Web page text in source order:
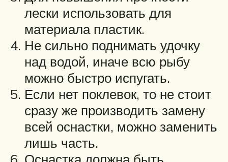
лески использовать для
материала пластик.
Не сильно поднимать удочку
над водой, иначе всю рыбу
можно быстро испугать.
Если нет поклевок, то не стоит
сразу же производить замену
всей оснастки, можно заменить
лишь часть.